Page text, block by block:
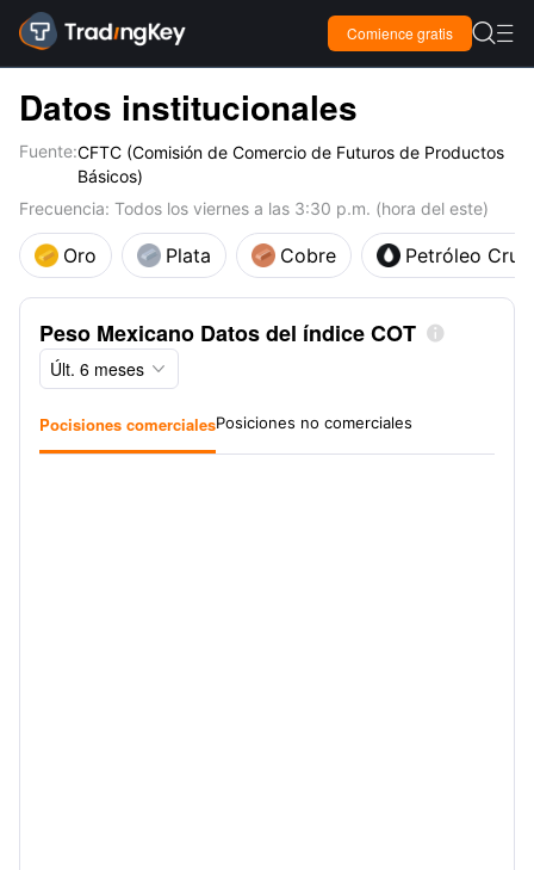
Comience gratis  
Datos institucionales
Fuente:CFTC (Comisión de Comercio de Futuros de Productos
Básicos)
Frecuencia: Todos los viernes a las 3:30 p.m. (hora del este)
Oro Plata Cobre Petróleo
Peso Mexicano Datos del índice COT 
Últ. 6 meses 
Pocisiones comercialesPosiciones no comerciales